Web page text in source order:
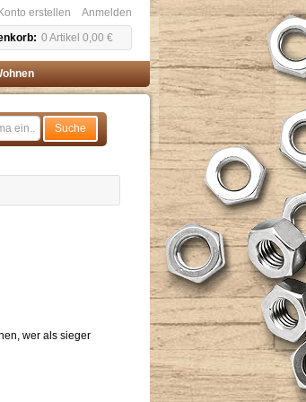
Anmelden
erstellen
0 Artikel 0,00 €
Suche
wer als sieger